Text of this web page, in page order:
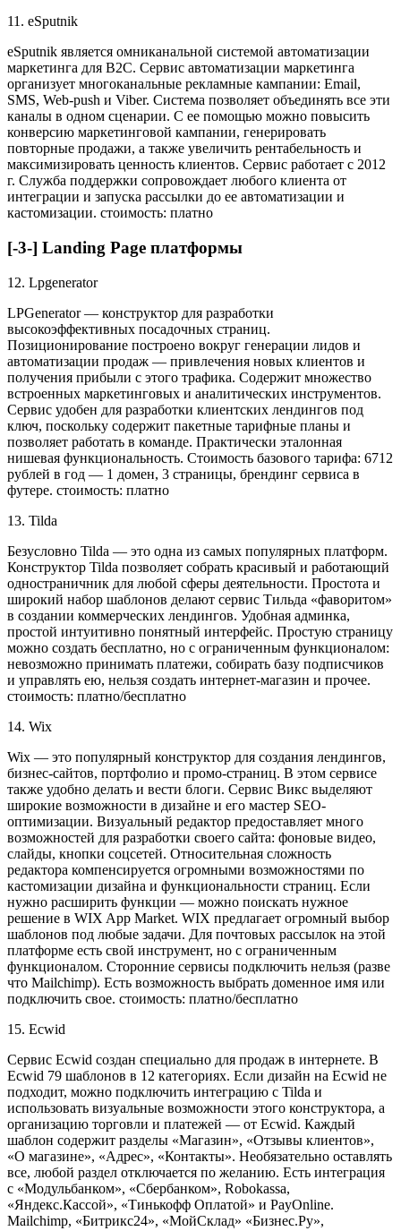
11. eSputnik
eSputnik является омниканальной системой автоматизации
маркетинга для В2С. Сервис автоматизации маркетинга
организует многоканальные рекламные кампании: Email,
SMS, Web-push и Viber. Система позволяет объединять все эти
каналы в одном сценарии. С ее помощью можно повысить
конверсию маркетинговой кампании, генерировать
повторные продажи, а также увеличить рентабельность и
максимизировать ценность клиентов. Сервис работает с 2012
г. Служба поддержки сопровождает любого клиента от
интеграции и запуска рассылки до ее автоматизации и
кастомизации. стоимость: платно
[-3-] Landing Page платформы
12. Lpgenerator
LPGenerator — конструктор для разработки
высокоэффективных посадочных страниц.
Позиционирование построено вокруг генерации лидов и
автоматизации продаж — привлечения новых клиентов и
получения прибыли с этого трафика. Содержит множество
встроенных маркетинговых и аналитических инструментов.
Сервис удобен для разработки клиентских лендингов под
ключ, поскольку содержит пакетные тарифные планы и
позволяет работать в команде. Практически эталонная
нишевая функциональность. Стоимость базового тарифа: 6712
рублей в год — 1 домен, 3 страницы, брендинг сервиса в
футере. стоимость: платно
13. Tilda
Безусловно Tilda — это одна из самых популярных платформ.
Конструктор Tilda позволяет собрать красивый и работающий
одностраничник для любой сферы деятельности. Простота и
широкий набор шаблонов делают сервис Тильда «фаворитом»
в создании коммерческих лендингов. Удобная админка,
простой интуитивно понятный интерфейс. Простую страницу
можно создать бесплатно, но с ограниченным функционалом:
невозможно принимать платежи, собирать базу подписчиков
и управлять ею, нельзя создать интернет-магазин и прочее.
стоимость: платно/бесплатно
14. Wix
Wix — это популярный конструктор для создания лендингов,
бизнес-сайтов, портфолио и промо-страниц. В этом сервисе
также удобно делать и вести блоги. Сервис Викс выделяют
широкие возможности в дизайне и его мастер SEO-
оптимизации. Визуальный редактор предоставляет много
возможностей для разработки своего сайта: фоновые видео,
слайды, кнопки соцсетей. Относительная сложность
редактора компенсируется огромными возможностями по
кастомизации дизайна и функциональности страниц. Если
нужно расширить функции — можно поискать нужное
решение в WIX App Market. WIX предлагает огромный выбор
шаблонов под любые задачи. Для почтовых рассылок на этой
платформе есть свой инструмент, но с ограниченным
функционалом. Сторонние сервисы подключить нельзя (разве
что Mailchimp). Есть возможность выбрать доменное имя или
подключить свое. стоимость: платно/бесплатно
15. Ecwid
Сервис Ecwid создан специально для продаж в интернете. В
Ecwid 79 шаблонов в 12 категориях. Если дизайн на Ecwid не
подходит, можно подключить интеграцию с Tilda и
использовать визуальные возможности этого конструктора, а
организацию торговли и платежей — от Ecwid. Каждый
шаблон содержит разделы «Магазин», «Отзывы клиентов»,
«О магазине», «Адрес», «Контакты». Необязательно оставлять
все, любой раздел отключается по желанию. Есть интеграция
с «Модульбанком», «Сбербанком», Robokassa,
«Яндекс.Кассой», «Тинькофф Оплатой» и PayOnline.
Mailchimp, «Битрикс24», «МойСклад» «Бизнес.Ру»,